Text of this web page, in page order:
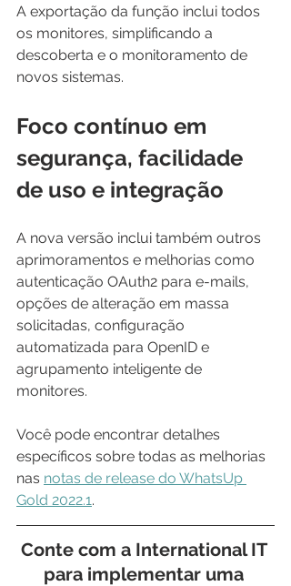
A exportação da função inclui todos
os monitores, simplificando a
descoberta e o monitoramento de
novos sistemas.
Foco contínuo em
segurança, facilidade
de uso e integração
A nova versão inclui também outros
aprimoramentos e melhorias como
autenticação OAuth2 para e-mails,
opções de alteração em massa
solicitadas, configuração
automatizada para OpenID e
agrupamento inteligente de
monitores.
Você pode encontrar detalhes
específicos sobre todas as melhorias
nas notas de release do WhatsUp
Gold 2022.1.
Conte com a International IT
para implementar uma